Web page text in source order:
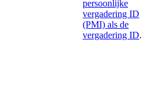
persoonlijke
vergadering ID
(PMI) als de
vergadering ID.